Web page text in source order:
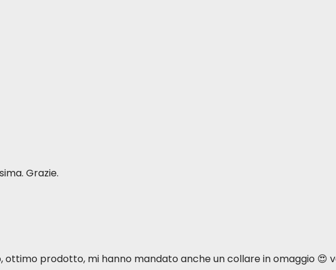
Grazie.
prodotto, mi hanno mandato anche un collare in omaggio 😍